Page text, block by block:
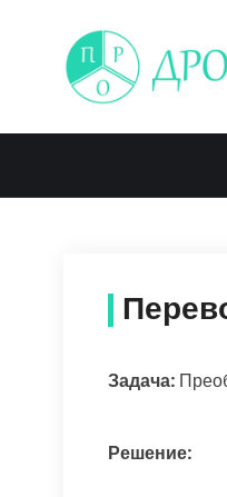
content
Задача:
Решение: